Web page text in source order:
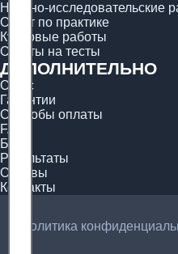
Научно-исследовательские
Отчёт по практике
Курсовые работы
Ответы на тесты
ДОПОЛНИТЕЛЬНО
О нас
Гарантии
Способы оплаты
FAQ
Блог
Результаты
Отзывы
Контакты
Политика